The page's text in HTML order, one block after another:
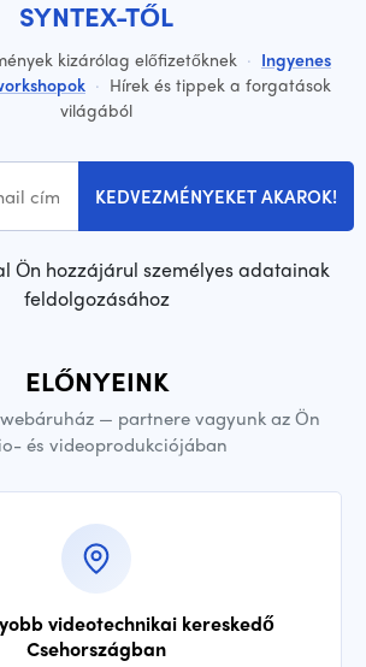
SYNTEX-TŐL
kizárólag előfizetőknek · Ingyenes
· Hírek és tippek a forgatások
világából
KEDVEZMÉNYEKET AKAROK!
Ön hozzájárul személyes adatainak
feldolgozásához
ELŐNYEINK
— partnere vagyunk az Ön
és videoprodukciójában
videotechnikai kereskedő
Csehországban